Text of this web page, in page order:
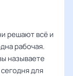
решают всё и
рабочая.
называете
для